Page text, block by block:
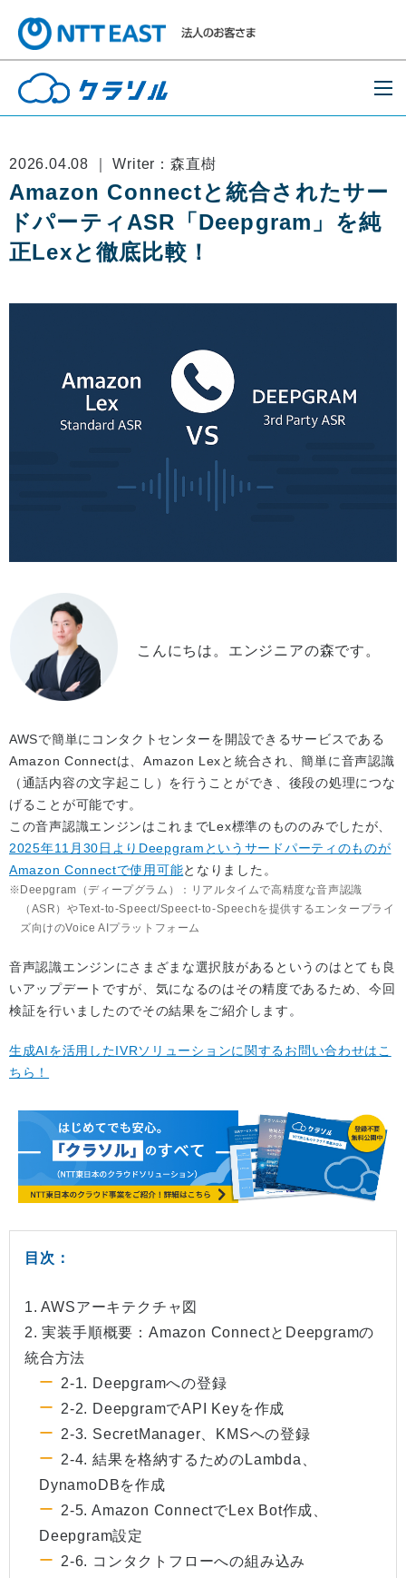
2026.04.08 ｜ Writer：森直樹
Amazon Connectと統合されたサー
ドパーティASR「Deepgram」を純
正Lexと徹底比較！
こんにちは。エンジニアの森です。
AWSで簡単にコンタクトセンターを開設できるサービスである
Amazon Connectは、Amazon Lexと統合され、簡単に音声認識
（通話内容の文字起こし）を行うことができ、後段の処理につな
げることが可能です。
この音声認識エンジンはこれまでLex標準のもののみでしたが、
2025年11月30日よりDeepgramというサードパーティのものが
Amazon Connectで使用可能となりました。
Deepgram（ディープグラム）：リアルタイムで高精度な音声認識
（ASR）やText-to-Speect/Speect-to-Speechを提供するエンタープライ
ズ向けのVoice AIプラットフォーム
音声認識エンジンにさまざまな選択肢があるというのはとても良
いアップデートですが、気になるのはその精度であるため、今回
検証を行いましたのでその結果をご紹介します。
生成AIを活用したIVRソリューションに関するお問い合わせはこ
ちら！
目次：
1. AWSアーキテクチャ図
2. 実装手順概要：Amazon ConnectとDeepgramの
統合方法
2-1. Deepgramへの登録
2-2. DeepgramでAPI Keyを作成
2-3. SecretManager、KMSへの登録
2-4. 結果を格納するためのLambda、
DynamoDBを作成
2-5. Amazon ConnectでLex Bot作成、
Deepgram設定
2-6. コンタクトフローへの組み込み